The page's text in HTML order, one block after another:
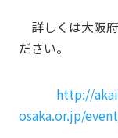
詳しくは大阪
ださい。
http://
osaka.or.jp/